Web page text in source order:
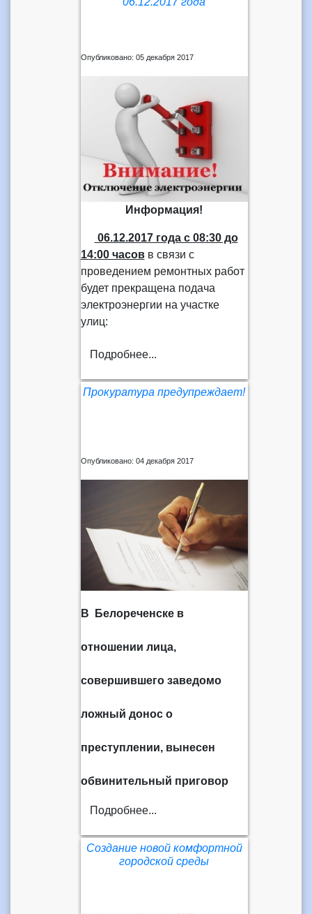
Опубликовано: 05 декабря 2017
Информация!
06.12.2017 года с 08:30 до
14:00 часовв связи с
проведением ремонтных работ
будет прекращена подача
электроэнергии на участке
улиц:
Подробнее...
Прокуратура предупреждает!
Опубликовано: 04 декабря 2017
В Белореченске в
отношении лица,
совершившего заведомо
ложный донос о
преступлении, вынесен
обвинительный приговор
Подробнее...
Создание новой комфортной
городской среды